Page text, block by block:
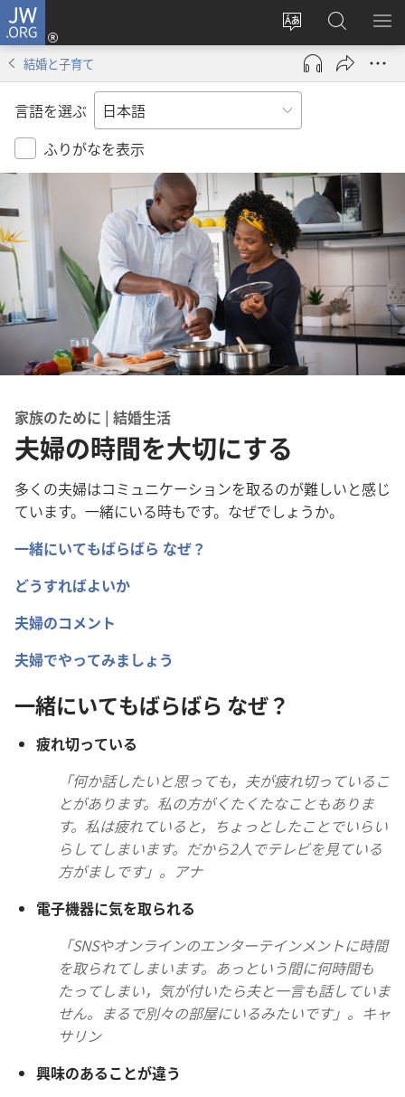
JW.ORG
サ
イ
ト
の
言
を
変
え
る
ロ
グ
ン
し
タ
ブ
で
開
く）
JW.ORG
の
検
メ
を
結婚と子育て
言語を選ぶ
ふりがなを表示
家族のために | 結婚生活
夫婦の時間を大切にする
多くの夫婦はコミュニケーションを取るのが難しいと感じ
ています。 一緒にいる時もです。なぜでしょうか。
一緒にいてもばらばら なぜ？
どうすればよいか
夫婦のコメント
夫婦でやってみましょう
一緒にいてもばらばら なぜ？
疲れ切っている
「何か話したいと思っても， 夫が疲れ切っているこ
とがあります。 私の方がくたくたなこともありま
す。 私は疲れていると，ちょっとしたことでいらい
らしてしまいます。だから2人でテレビを見ている
方がましです」。アナ
電子機器に気を取られる
「SNSやオンラインのエンターテインメントに時間
を取られてしまいます。あっという間に何時間も
たってしまい， 気が付いたら夫と一言も話していま
せん。まるで別々の部屋にいるみたいです」。キャ
サリン
興味のあることが違う